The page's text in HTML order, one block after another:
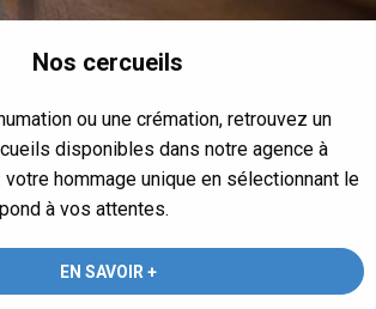
Nos cercueils
ou une crémation, retrouvez un
disponibles dans notre agence à
votre hommage unique en sélectionnant le
à vos attentes.
EN SAVOIR +